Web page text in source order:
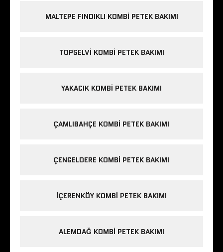
MALTEPE FINDIKLI KOMBI PETEK BAKIMI
TOPSELVI KOMBI PETEK BAKIMI
YAKACIK KOMBI PETEK BAKIMI
ÇAMLIBAHÇE KOMBI PETEK BAKIMI
ÇENGELDERE KOMBI PETEK BAKIMI
IÇERENKÖY KOMBI PETEK BAKIMI
ALEMDAĞ KOMBI PETEK BAKIMI